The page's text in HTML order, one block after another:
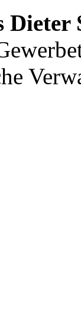
Dieter